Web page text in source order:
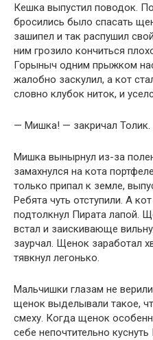
Кешка выпустил поводок.
бросились было спасать
зашипел и так распушил
ним грозило кончиться
Горыныч одним прыжком
жалобно заскулил, а кот
словно клубок ниток, и
— Мишка! — закричал
Мишка вынырнул из-за
замахнулся на кота
только припал к земле,
Ребята чуть отступили. А
подтолкнул Пирата лапой.
встал и заискивающе
заурчал. Щенок заработал
тявкнул легонько.
Мальчишки глазам не
щенок выделывали такое,
смеху. Когда щенок
себе непочтительно